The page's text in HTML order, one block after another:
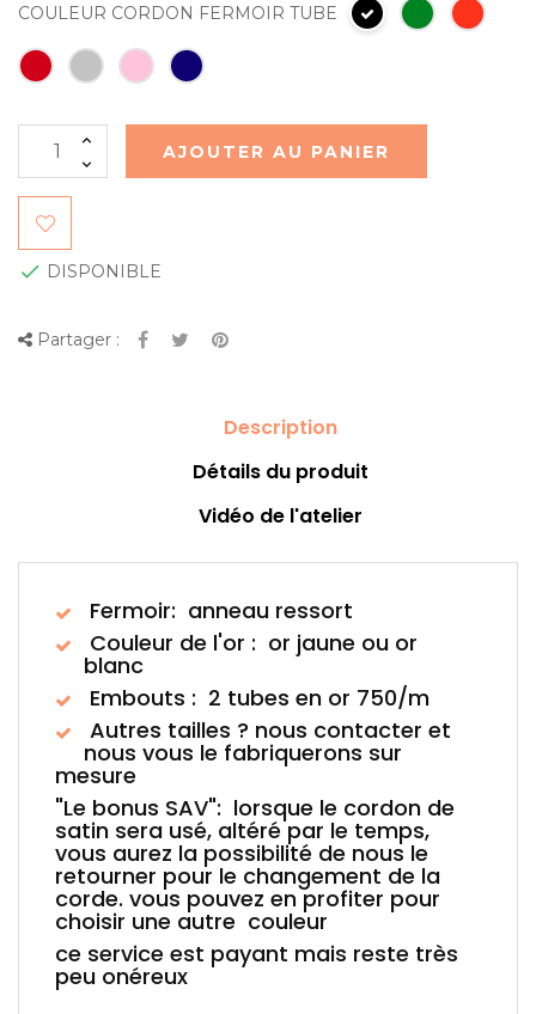
COULEUR CORDON FERMOIR TUBE
AJOUTER AU PANIER
 DISPONIBLE
Partager :
Description
Détails du produit
Vidéo de l'atelier
Fermoir: anneau ressort
Couleur de l'or : or jaune ou or
blanc
Embouts : 2 tubes en or 750/m
Autres tailles ? nous contacter et
nous vous le fabriquerons sur
mesure
"Le bonus SAV": lorsque le cordon de
satin sera usé, altéré par le temps,
vous aurez la possibilité de nous le
retourner pour le changement de la
corde. vous pouvez en profiter pour
choisir une autre couleur
ce service est payant mais reste très
peu onéreux